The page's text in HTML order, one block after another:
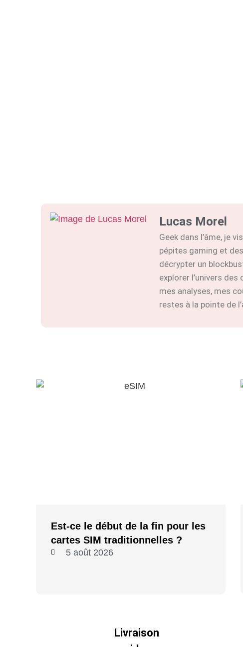
Lucas Morel
Geek dans l’âme, je
pépites gaming et
décrypter un
explorer l’univers
mes analyses, mes
restes à la pointe de
Est-ce le début de la fin pour les
cartes SIM traditionnelles ?
5 août 2026
Livraison